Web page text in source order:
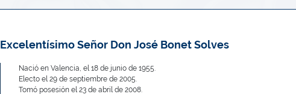
Excelentísimo Señor Don José Bonet Solves
Nació en Valencia, el 18 de junio de 1955.
Electo el 29 de septiembre de 2005.
Tomó posesión el 23 de abril de 2008.